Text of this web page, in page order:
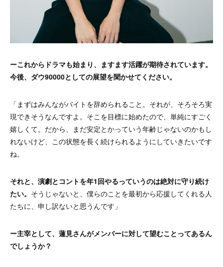
ーこれからドラマも始まり、ますます活躍が期待されています。
今後、ダウ90000としての展望を聞かせてください。
「まずはみんながバイトを辞められること。それが、そろそろ実
現できそうなんですよ。そこを目標に始めたので、単純にすごく
嬉しくて。だから、まだ安定とかっていう年齢じゃないのかもし
れないけど、この状態を長く続けられるようにしていきたいです
ね。
それと、演劇とコントを年1回やるっていうのは絶対に守り続け
たい。 そうじゃないと、僕らのことを最初から応援してくれる人
たちに、申し訳ないと思うんです」
ー主宰として、蓮見さんがメンバーに対して望むことってあるん
でしょうか？